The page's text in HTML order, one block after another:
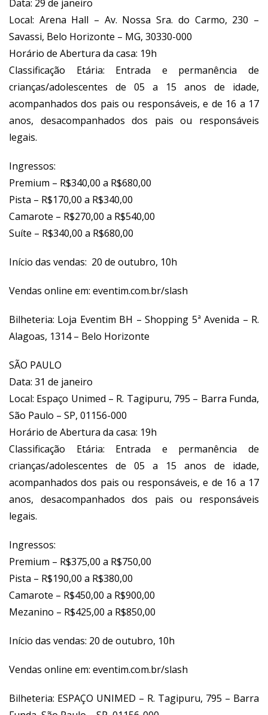
Data: 29 de janeiro
Local: Arena Hall – Av. Nossa Sra. do Carmo, 230 –
Savassi, Belo Horizonte – MG, 30330-000
Horário de Abertura da casa: 19h
Classificação Etária: Entrada e permanência de
crianças/adolescentes de 05 a 15 anos de idade,
acompanhados dos pais ou responsáveis, e de 16 a 17
anos, desacompanhados dos pais ou responsáveis
legais.
Ingressos:
Premium – R$340,00 a R$680,00
Pista – R$170,00 a R$340,00
Camarote – R$270,00 a R$540,00
Suíte – R$340,00 a R$680,00
Início das vendas: 20 de outubro, 10h
Vendas online em: eventim.com.br/slash
Bilheteria: Loja Eventim BH – Shopping 5ª Avenida – R.
Alagoas, 1314 – Belo Horizonte
SÃO PAULO
Data: 31 de janeiro
Local: Espaço Unimed – R. Tagipuru, 795 – Barra Funda,
São Paulo – SP, 01156-000
Horário de Abertura da casa: 19h
Classificação Etária: Entrada e permanência de
crianças/adolescentes de 05 a 15 anos de idade,
acompanhados dos pais ou responsáveis, e de 16 a 17
anos, desacompanhados dos pais ou responsáveis
legais.
Ingressos:
Premium – R$375,00 a R$750,00
Pista – R$190,00 a R$380,00
Camarote – R$450,00 a R$900,00
Mezanino – R$425,00 a R$850,00
Início das vendas: 20 de outubro, 10h
Vendas online em: eventim.com.br/slash
Bilheteria: ESPAÇO UNIMED – R. Tagipuru, 795 – Barra